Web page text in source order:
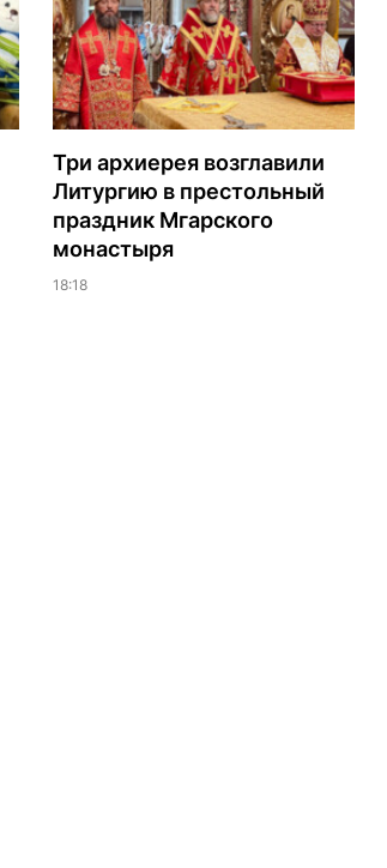
Три архиерея возглавили
Литургию в престольный
праздник Мгарского
монастыря
18:18